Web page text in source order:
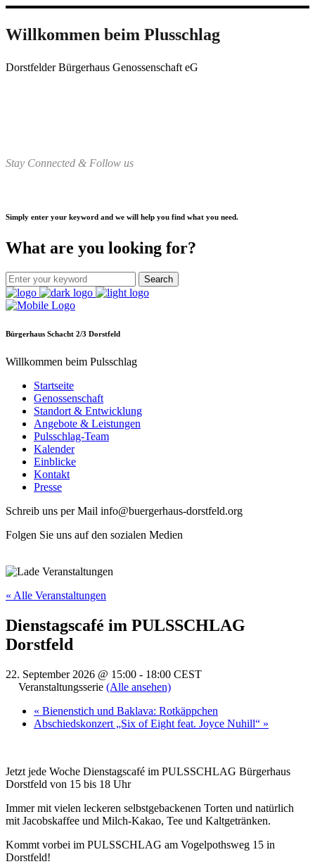
Willkommen beim Plusschlag
Dorstfelder Bürgerhaus Genossenschaft eG
Stay Connected & Follow us
Simply enter your keyword and we will help you find what you need.
What are you looking for?
Bürgerhaus Schacht 2/3 Dorstfeld
Willkommen beim Pulsschlag
Startseite
Genossenschaft
Standort & Entwicklung
Angebote & Leistungen
Pulsschlag-Team
Kalender
Einblicke
Kontakt
Presse
Schreib uns per Mail info@buergerhaus-dorstfeld.org
Folgen Sie uns auf den sozialen Medien
« Alle Veranstaltungen
Dienstagscafé im PULSSCHLAG
Dorstfeld
22. September 2026 @ 15:00 - 18:00 CEST
Veranstaltungsserie (Alle ansehen)
« Bienenstich und Baklava: Rotkäppchen
Abschiedskonzert „Six of Eight feat. Joyce Nuhill“ »
Jetzt jede Woche Dienstagscafé im PULSSCHLAG Bürgerhaus
Dorstfeld von 15 bis 18 Uhr
Immer mit vielen leckeren selbstgebackenen Torten und natürlich
mit Jacobskaffee und Milch-Kakao, Tee und Kaltgetränken.
Kommt vorbei im PULSSCHLAG am Vogelpothsweg 15 in
Dorstfeld!